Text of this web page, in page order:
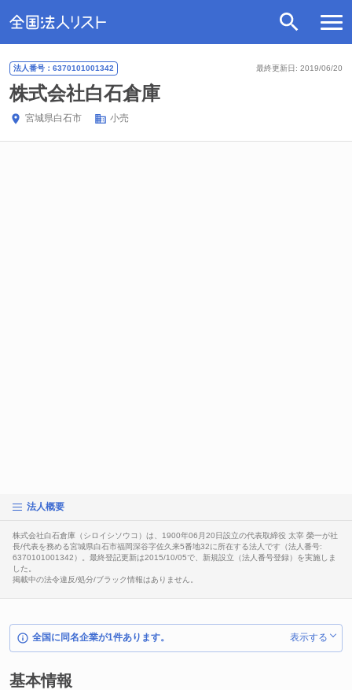
最終更新日: 2019/06/20
法人番号：6370101001342
株式会社白石倉庫
宮城県白石市 小売
法人概要
株式会社白石倉庫（シロイシソウコ）は、1900年06月20日設立の代表取締役 太宰 榮一が社
長/代表を務める宮城県白石市福岡深谷字佐久来5番地32に所在する法人です（法人番号:
6370101001342）。最終登記更新は2015/10/05で、新規設立（法人番号登録）を実施しま
した。
掲載中の法令違反/処分/ブラック情報はありません。
全国に同名企業が1件あります。 表示する
基本情報